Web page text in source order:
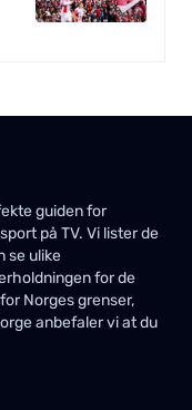
guiden for
på TV. Vi lister de
se ulike
for de
Norges grenser,
anbefaler vi at du